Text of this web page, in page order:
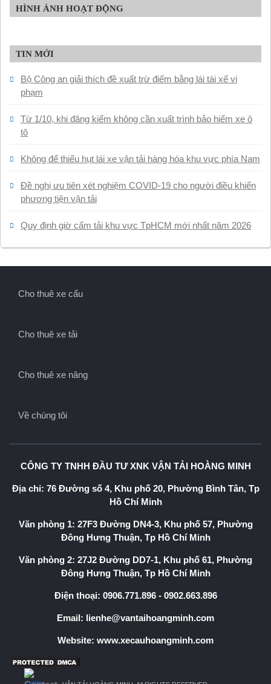
HÌNH ẢNH HOẠT ĐỘNG
TIN MỚI
Bộ Công an giải thích đề xuất trừ điểm bằng lái tài xế vi
phạm
Từ 1/10, khi đăng kiểm không cần xuất trình bảo hiểm xe ô
tô
Không để thiếu hụt lái xe vận tải hàng hóa khu vực phía Nam
Đề nghị ưu tiên xét nghiệm COVID-19 cho người điều khiển
phương tiện vận tải
Quy định giờ cấm tải khu vực TpHCM mới nhất năm 2026
Cho thuê xe cẩu
Cho thuê xe tải
Cho thuê xe nâng
Về chúng tôi
CÔNG TY TNHH ĐẦU TƯ XNK VẬN TẢI HOÀNG MINH
Địa chỉ: 76 Đường số 4, Khu phố 20, Phường Bình Tân, Tp
Hồ Chí Minh
Văn phòng 1: 27F3 Đường DN4-3, Khu phố 57, Phường
Đông Hưng Thuận, Tp Hồ Chí Minh
Văn phòng 2: 27J2 Đường DD7-1, Khu phố 61, Phường
Đông Hưng Thuận, Tp Hồ Chí Minh
Điện thoại: 0906.771.896- 0902.663.896
Email: lienhe@vantaihoangminh.com
Website: www.xecauhoangminh.com